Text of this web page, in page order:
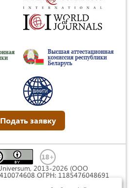
Подать заявку
2013-2026 (ООО
ОГРН: 1185476048691